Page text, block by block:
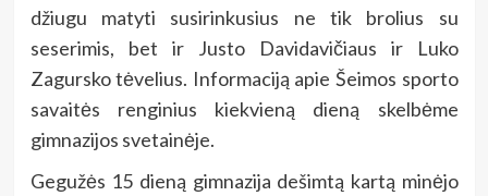
džiugu matyti susirinkusius ne tik brolius su
seserimis, bet ir Justo Davidavičiaus ir Luko
Zagursko tėvelius. Informaciją apie Šeimos sporto
savaitės renginius kiekvieną dieną skelbėme
gimnazijos svetainėje.
Gegužės 15 dieną gimnazija dešimtą kartą minėjo